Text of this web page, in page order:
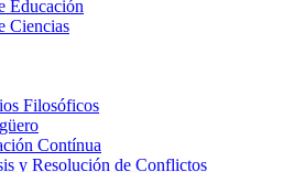
Educación
Ciencias
Filosóficos
Contínua
y Resolución de Conflictos